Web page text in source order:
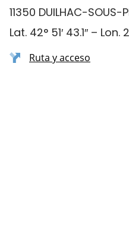
11350 DUILHAC-SOUS-
Lat. 42° 51′ 43.1″ – Lon.
Ruta y acceso